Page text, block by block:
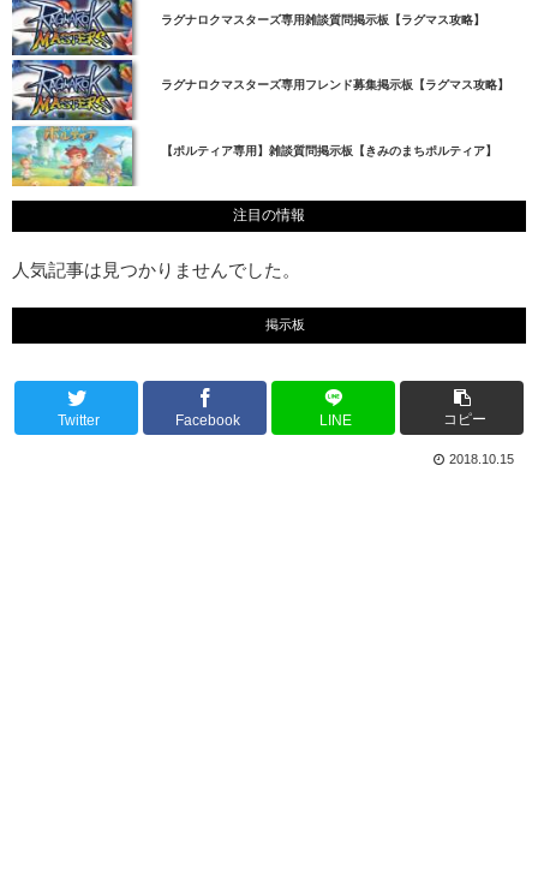
ラグナロクマスターズ専用雑談質問掲示板【ラグマス攻略】
ラグナロクマスターズ専用フレンド募集掲示板【ラグマス攻略】
【ポルティア専用】雑談質問掲示板【きみのまちポルティア】
注目の情報
人気記事は見つかりませんでした。
掲示板
Twitter Facebook LINE コピー
2018.10.15